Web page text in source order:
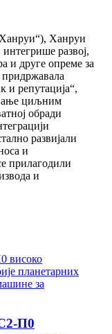
Ханруи
развој,
и друге опреме за
и репутација“,
циљним
обради
развијали
и
прилагодили
и
П0